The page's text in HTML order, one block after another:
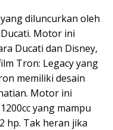
diluncurkan oleh
Motor ini
Ducati dan Disney,
Tron: Legacy yang
memiliki desain
Motor ini
yang mampu
hp. Tak heran jika